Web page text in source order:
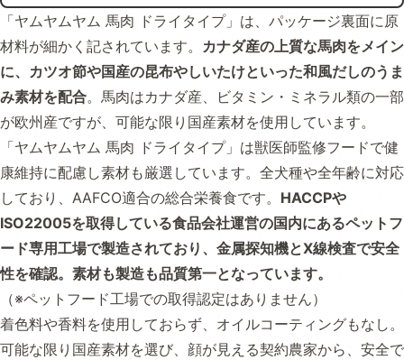
「ヤムヤムヤム 馬肉 ドライタイプ」は、パッケージ裏面に原
材料が細かく記されています。 カナダ産の上質な馬肉をメイン
に、カツオ節や国産の昆布やしいたけといった和風だしのうま
み素材を配合。馬肉はカナダ産、ビタミン・ミネラル類の一部
が欧州産ですが、可能な限り国産素材を使用しています。
「ヤムヤムヤム 馬肉 ドライタイプ」は獣医師監修フードで健
康維持に配慮し素材も厳選しています。全犬種や全年齢に対応
しており、AAFCO適合の総合栄養食です。 HACCPや
ISO22005を取得している食品会社運営の国内にあるペットフ
ード専用工場で製造されており、金属探知機とX線検査で安全
性を確認。素材も製造も品質第一となっています。
（※ペットフード工場での取得認定はありません）
着色料や香料を使用しておらず、オイルコーティングもなし。
可能な限り国産素材を選び、顔が見える契約農家から、安全で